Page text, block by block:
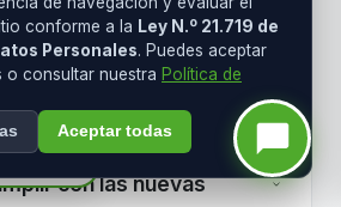
la Inteligencia Artificial de
con las nuevas
conforme a la Ley N.º 21.719 de
Personales. Puedes aceptar
o consultar nuestra Política de
Aceptar todas